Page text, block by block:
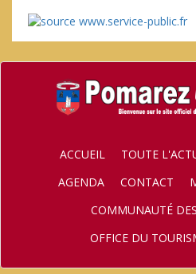
ACCUEIL
TOUTE
AGENDA
CONTACT
COMMUNAUTÉ
OFFICE DU